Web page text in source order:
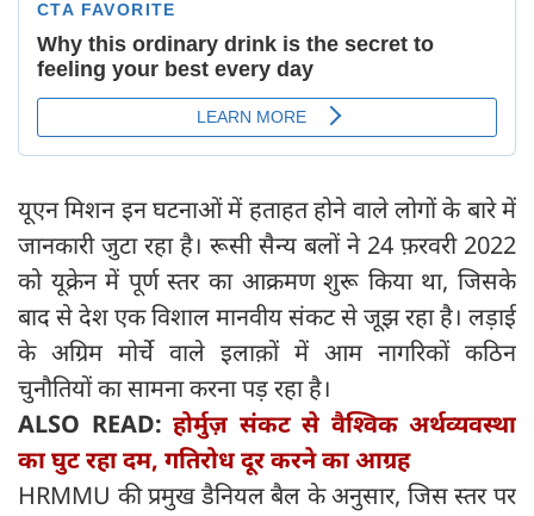
यूएन मिशन इन घटनाओं में हताहत होने वाले लोगों के बारे में
जानकारी जुटा रहा है। रूसी सैन्य बलों ने 24 फ़रवरी 2022
को यूक्रेन में पूर्ण स्तर का आक्रमण शुरू किया था, जिसके
बाद से देश एक विशाल मानवीय संकट से जूझ रहा है। लड़ाई
के अग्रिम मोर्चे वाले इलाक़ों में आम नागरिकों कठिन
चुनौतियों का सामना करना पड़ रहा है।
ALSO READ: होर्मुज़ संकट से वैश्विक अर्थव्यवस्था
का घुट रहा दम, गतिरोध दूर करने का आग्रह
HRMMU की प्रमुख डैनियल बैल के अनुसार, जिस स्तर पर